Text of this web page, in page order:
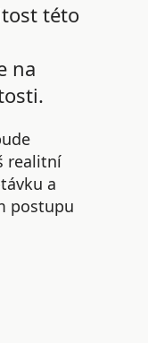
této
na
realitní
a
postupu